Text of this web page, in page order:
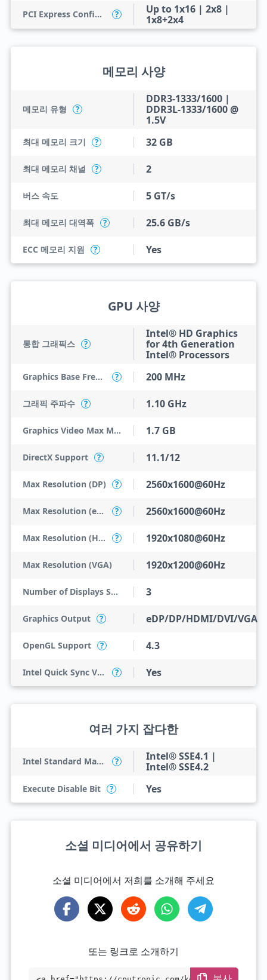
PCI Express Configurations ?
Up to 1x16 | 2x8 |
1x8+2x4
메모리 사양
메모리 유형 ?
DDR3-1333/1600 |
DDR3L-1333/1600 @
1.5V
최대 메모리 크기 ? 32 GB
최대 메모리 채널 ? 2
버스 속도 5 GT/s
최대 메모리 대역폭 ? 25.6 GB/s
ECC 메모리 지원 ? Yes
GPU 사양
통합 그래픽스 ?
Intel® HD Graphics
for 4th Generation
Intel® Processors
Graphics Base Frequency ? 200 MHz
그래픽 주파수 ? 1.10 GHz
Graphics Video Max Memory 1.7 GB
DirectX Support ? 11.1/12
Max Resolution (DP) ? 2560x1600@60Hz
Max Resolution (eDP - Integrated Flat Panel) ? 2560x1600@60Hz
Max Resolution (HDMI) ? 1920x1080@60Hz
Max Resolution (VGA) 1920x1200@60Hz
Number of Displays Supported 3
Graphics Output ? eDP/DP/HDMI/DVI/VGA
OpenGL Support ? 4.3
Intel Quick Sync Video ? Yes
여러 가지 잡다한
Intel Standard Manageability (ISM) ?
Intel® SSE4.1 |
Intel® SSE4.2
Execute Disable Bit ? Yes
소셜 미디어에서 공유하기
소셜 미디어에서 저희를 소개해 주세요
또는 링크로 소개하기